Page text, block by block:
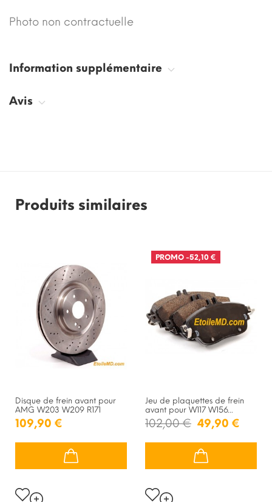
Photo non contractuelle
Information supplémentaire
Avis
Produits similaires
Disque de frein avant pour
AMG W203 W209 R171
109,90 €
PROMO -52,10 €
Jeu de plaquettes de frein
avant pour W117 W156...
102,00 € 49,90 €